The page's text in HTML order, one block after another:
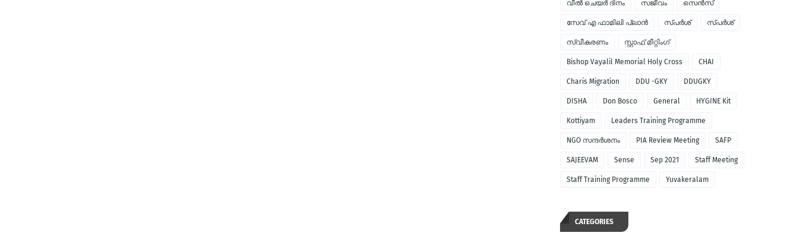
വീല്‍ ചെയര്‍ ദിനം സജീവം സെന്‍സ്
സേവ് എ ഫാമിലി പ്ലാന്‍ സ്പര്‍ശ് സ്പർശ്
സ്വീകരണം സ്റ്റാഫ് മീറ്റിംഗ്
Bishop Vayalil Memorial Holy Cross CHAI
Charis Migration DDU -GKY DDUGKY
DISHA Don Bosco General HYGINE Kit
Kottiyam Leaders Training Programme
NGO സന്ദര്‍ശനം PIA Review Meeting SAFP
SAJEEVAM Sense Sep 2021 Staff Meeting
Staff Training Programme Yuvakeralam
CATEGORIES